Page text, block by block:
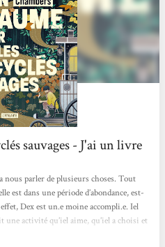
sauvages - J'ai un livre
nous parler de plusieurs choses. Tout
est dans une période d’abondance, est-
Dex est un.e moine accompli.e. Iel
une activité qu’iel aime, qu’iel a choisi et